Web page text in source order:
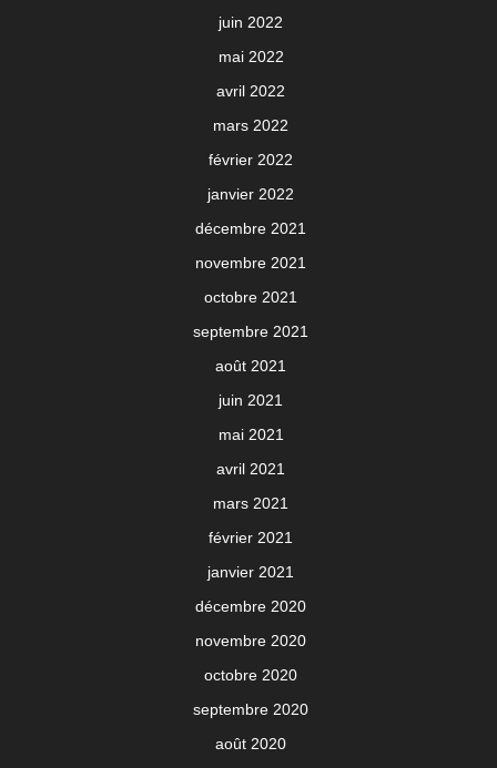
juin 2022
mai 2022
avril 2022
mars 2022
février 2022
janvier 2022
décembre 2021
novembre 2021
octobre 2021
septembre 2021
août 2021
juin 2021
mai 2021
avril 2021
mars 2021
février 2021
janvier 2021
décembre 2020
novembre 2020
octobre 2020
septembre 2020
août 2020